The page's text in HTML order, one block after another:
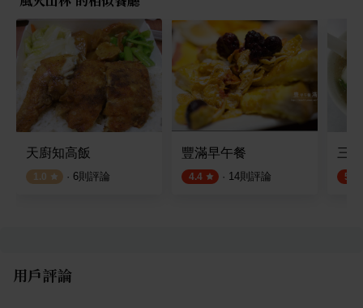
天廚知高飯
1.0 · 6則評論
豐滿早午餐
4.4 · 14則評論
三
5.0
用戶評論